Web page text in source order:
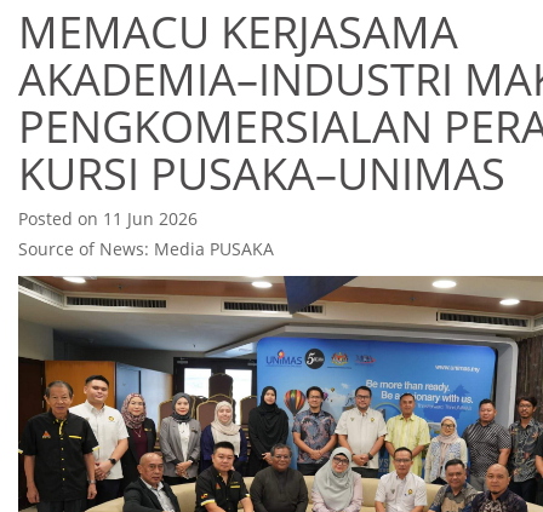
MEMACU KERJASAMA
AKADEMIA–INDUSTRI
PENGKOMERSIALAN
KURSI PUSAKA–UNIMAS
Posted on 11 Jun 2026
Source of News: Media PUSAKA